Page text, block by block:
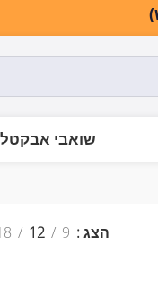
שואבי אבק
מכשירים משלימים למטבח
הצג 9
12